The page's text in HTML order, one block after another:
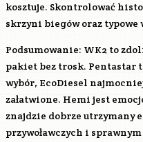
kosztuje. Skontrolować
skrzyni biegów oraz
Podsumowanie: WK2 to
pakiet bez trosk. Pentastar
wybór, EcoDiesel
załatwione. Hemi jest
znajdzie dobrze utrzymany
przywoławczych i